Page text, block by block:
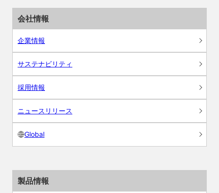
会社情報
企業情報
サステナビリティ
採用情報
ニュースリリース
Global
製品情報